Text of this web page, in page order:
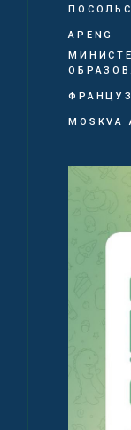
APENG
MOSKVA